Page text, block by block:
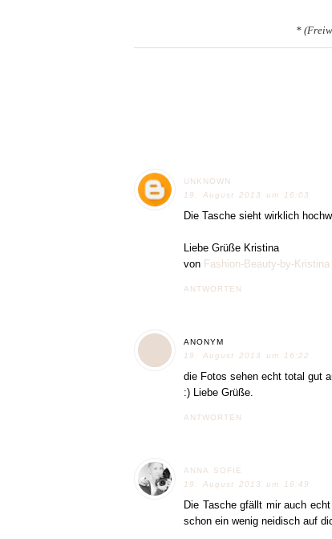
*
UNKNOWN
19. August 2013 um 16:03
Die Tasche sieht wirklich
Liebe Grüße Kristina
von Fashion-Beauty-by-Kristina
ANTWORTEN
ANONYM
19. August 2013 um 16:22
die Fotos sehen echt total gut
:) Liebe Grüße.
ANTWORTEN
ANNA SOFIE
19. August 2013 um 16:49
Die Tasche gfällt mir auch
schon ein wenig neidisch auf